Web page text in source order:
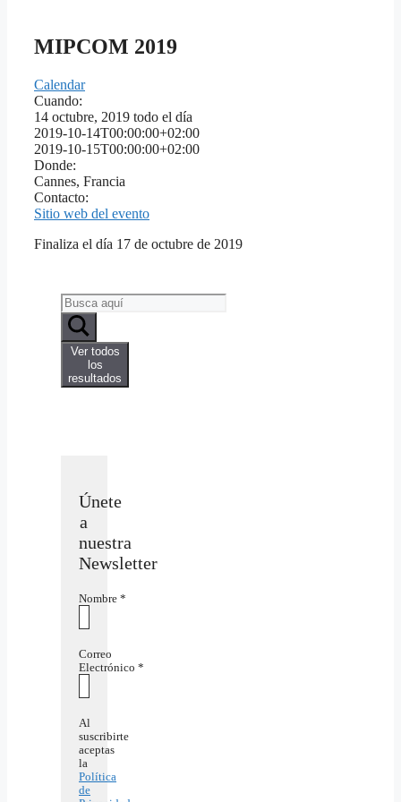
MIPCOM 2019
Calendar
Cuando:
14 octubre, 2019 todo el día
2019-10-14T00:00:00+02:00
2019-10-15T00:00:00+02:00
Donde:
Cannes, Francia
Contacto:
Sitio web del evento
Finaliza el día 17 de octubre de 2019
Search
...
Ver todos
los
resultados
Únete
a
nuestra
Newsletter
Nombre *
Correo
Electrónico *
Al
suscribirte
aceptas
la
Política
de